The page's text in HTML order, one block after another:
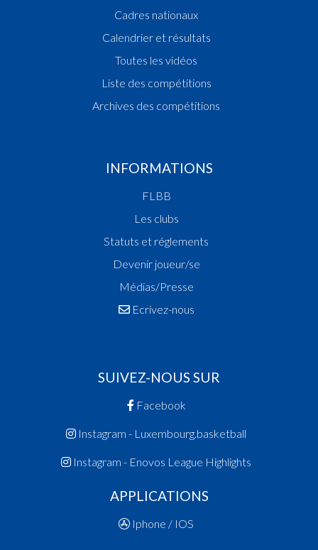
Cadres nationaux
Calendrier et résultats
Toutes les vidéos
Liste des compétitions
Archives des compétitions
INFORMATIONS
FLBB
Les clubs
Statuts et réglements
Devenir joueur/se
Médias/Presse
Ecrivez-nous
SUIVEZ-NOUS SUR
Facebook
Instagram - Luxembourg.basketball
Instagram - Enovos League Highlights
APPLICATIONS
Iphone / IOS